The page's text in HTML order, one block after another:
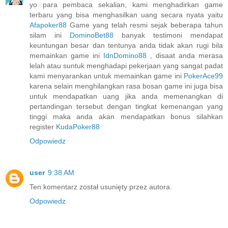
yo para pembaca sekalian, kami menghadirkan game
terbaru yang bisa menghasilkan uang secara nyata yaitu
Afapoker88 Game yang telah resmi sejak beberapa tahun
silam ini DominoBet88 banyak testimoni mendapat
keuntungan besar dan tentunya anda tidak akan rugi bila
memainkan game ini IdnDomino88 , disaat anda merasa
lelah atau suntuk menghadapi pekerjaan yang sangat padat
kami menyarankan untuk memainkan game ini PokerAce99
karena selain menghilangkan rasa bosan game ini juga bisa
untuk mendapatkan uang jika anda memenangkan di
pertandingan tersebut dengan tingkat kemenangan yang
tinggi maka anda akan mendapatkan bonus silahkan
register KudaPoker88
Odpowiedz
user 9:38 AM
Ten komentarz został usunięty przez autora.
Odpowiedz